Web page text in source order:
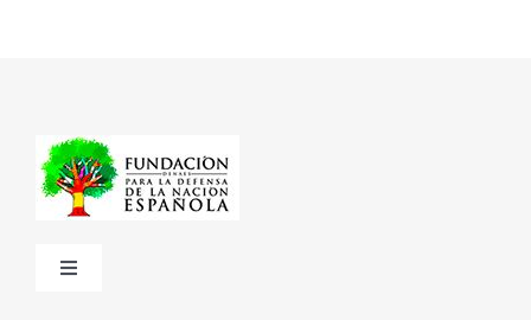
Toggle